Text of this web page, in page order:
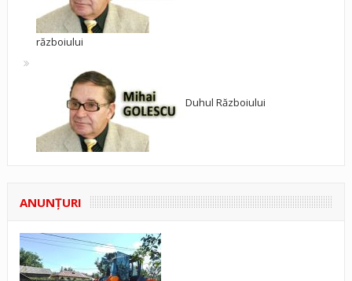
războiului
Duhul Războiului
ANUNŢURI